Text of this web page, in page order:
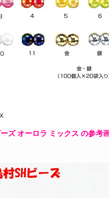
ズ オーロラ ミックス の参考